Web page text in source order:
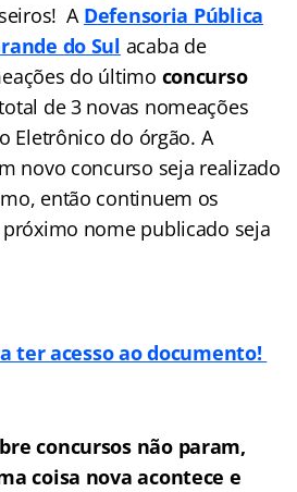
A Defensoria Pública
do Sul acaba de
do último concurso
de 3 novas nomeações
Eletrônico do órgão. A
novo concurso seja realizado
então continuem os
nome publicado seja
ter acesso ao documento!
concursos não param,
coisa nova acontece e